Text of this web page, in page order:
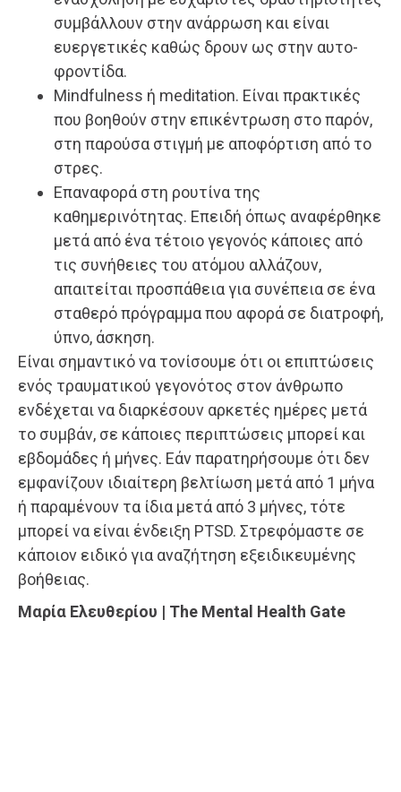
συμβάλλουν στην ανάρρωση και είναι
ευεργετικές καθώς δρουν ως στην αυτο-
φροντίδα.
Mindfulness ή meditation. Είναι πρακτικές
που βοηθούν στην επικέντρωση στο παρόν,
στη παρούσα στιγμή με αποφόρτιση από το
στρες.
Επαναφορά στη ρουτίνα της
καθημερινότητας. Επειδή όπως αναφέρθηκε
μετά από ένα τέτοιο γεγονός κάποιες από
τις συνήθειες του ατόμου αλλάζουν,
απαιτείται προσπάθεια για συνέπεια σε ένα
σταθερό πρόγραμμα που αφορά σε διατροφή,
ύπνο, άσκηση.
Είναι σημαντικό να τονίσουμε ότι οι επιπτώσεις
ενός τραυματικού γεγονότος στον άνθρωπο
ενδέχεται να διαρκέσουν αρκετές ημέρες μετά
το συμβάν, σε κάποιες περιπτώσεις μπορεί και
εβδομάδες ή μήνες. Εάν παρατηρήσουμε ότι δεν
εμφανίζουν ιδιαίτερη βελτίωση μετά από 1 μήνα
ή παραμένουν τα ίδια μετά από 3 μήνες, τότε
μπορεί να είναι ένδειξη PTSD. Στρεφόμαστε σε
κάποιον ειδικό για αναζήτηση εξειδικευμένης
βοήθειας.
Μαρία Ελευθερίου | The Mental Health Gate